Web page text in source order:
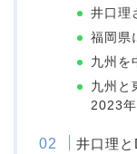
井口理
福岡県
九州を
九州と
2023
井口理